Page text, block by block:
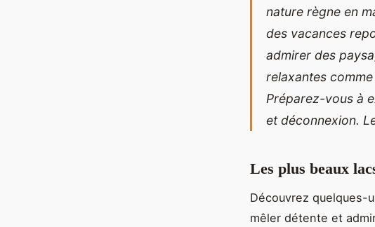
nature règne en
des vacances
admirer des
relaxantes
Préparez-vous à
et déconnexion.
Les plus beaux
Découvrez quelques-
mêler détente et